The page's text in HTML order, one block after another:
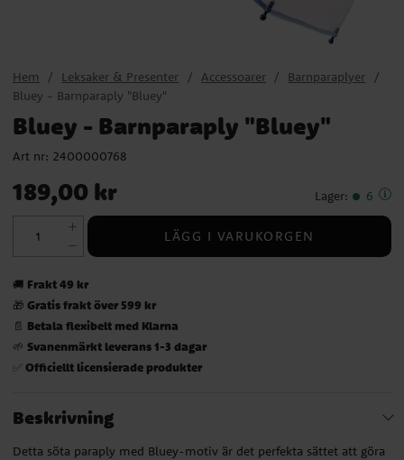
Hem Leksaker & Presenter Accessoarer
Barnparaplyer
Bluey - Barnparaply "Bluey"
Bluey - Barnparaply "Bluey"
Art nr: 2400000768
Pris:189,00 kr
189,00 kr Lager: 6
LÄGG I VARUKORGEN
🚚 Frakt 49 kr
🎁 Gratis frakt över 599 kr
📄 Betala flexibelt med Klarna
🌱 Svanenmärkt leverans 1-3 dagar
✅ Officiellt licensierade produkter
Beskrivning
Detta söta paraply med Bluey-motiv är det perfekta sättet att göra